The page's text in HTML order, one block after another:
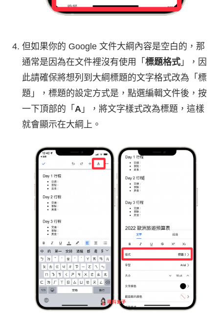
但如果你的 Google 文件大綱內容是空白的，那
通常是因為在文件裡沒有使用「 標題格式 」，因
此請確保將想列到大綱標題的文字格式改為「標
題」，標題的設定方式是，點選編輯文件後，按
一下頂部的「 A 」，將文字樣式改為標題，這樣
就會顯示在大綱上。